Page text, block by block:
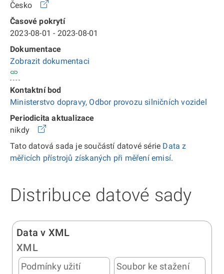
Česko
Časové pokrytí
2023-08-01 - 2023-08-01
Dokumentace
Zobrazit dokumentaci
Kontaktní bod
Ministerstvo dopravy, Odbor provozu silničních vozidel
Periodicita aktualizace
nikdy
Tato datová sada je součástí datové série Data z
měřicích přístrojů získaných při měření emisí.
Distribuce datové sady
Data v XML
XML
Podmínky užití
Soubor ke stažení